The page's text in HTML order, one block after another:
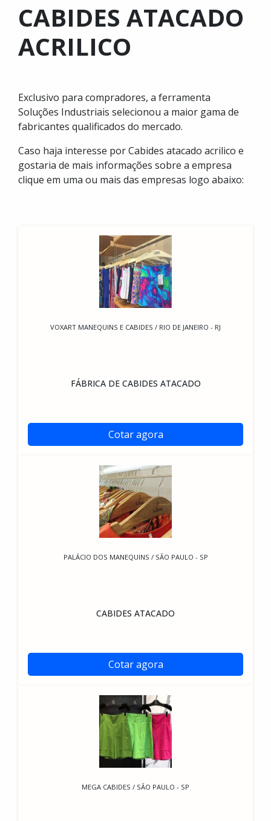
CABIDES ATACADO
ACRILICO
Exclusivo para compradores, a ferramenta
Soluções Industriais selecionou a maior gama de
fabricantes qualificados do mercado.
Caso haja interesse por Cabides atacado acrilico e
gostaria de mais informações sobre a empresa
clique em uma ou mais das empresas logo abaixo:
VOXART MANEQUINS E CABIDES / RIO DE JANEIRO - RJ
FÁBRICA DE CABIDES ATACADO
Cotar agora
PALÁCIO DOS MANEQUINS / SÃO PAULO - SP
CABIDES ATACADO
Cotar agora
MEGA CABIDES / SÃO PAULO - SP